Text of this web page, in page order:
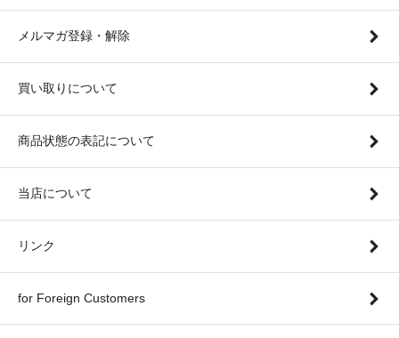
メルマガ登録・解除
買い取りについて
商品状態の表記について
当店について
リンク
for Foreign Customers